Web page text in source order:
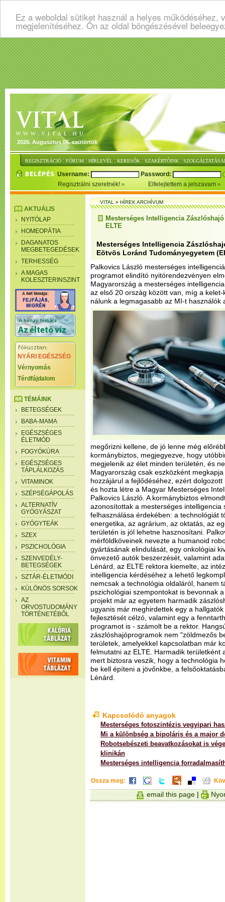
Ez a weboldal sütiket használ a helyes
megjelenítéséhez. Ön az oldal böngészésével
2026. Augusztus 06. csütörtök
REGISZTRÁCIÓ : FÓRUM : HÍRLEVÉL : KERESŐK : SZAKÉRTŐINK :
Username:
Password:
Regisztrálni szeretnék!
Elfelejtettem a jelszavam
AKTUÁLIS
NYITÓLAP
HOMEOPÁTIA
DAGANATOS
MEGBETEGEDÉSEK
TERHESSÉG
A MAGAS
KOLESZTERINSZINT
NYÁRI EGÉSZSÉG
Vérnyomás
Térdfájdalom
TÉMÁINK
BETEGSÉGEK
BABA-MAMA
EGÉSZSÉGES
ÉLETMÓD
FOGYÓKÚRA
EGÉSZSÉGES
TÁPLÁLKOZÁS
VITAMINOK
SZÉPSÉGÁPOLÁS
ALTERNATÍV
GYÓGYÁSZAT
GYÓGYTEÁK
SZEX
PSZICHOLÓGIA
SZENVEDÉLY-
BETEGSÉGEK
SZTÁR-ÉLETMÓDI
KÜLÖNÖS SORSOK
AZ
ORVOSTUDOMÁNY
TÖRTÉNETÉBŐL
VITAL»HÍREK ARCHÍVUM
Mesterséges Intelligencia
ELTE
Mesterséges Intelligencia
Eötvös Loránd Tudományegyetem
Palkovics László mesterséges
programot elindító nyitórendezvényen
Magyarország a mesterséges
az első 20 ország között van, míg a
nálunk a legmagasabb az MI-t használók
megőrizni kellene, de jó lenne még
kormánybiztos, megjegyezve, hogy
megjelenik az élet minden területén, és
Magyarország csak eszközként
hozzájárul a fejlődéséhez, ezért
és hozta létre a Magyar Mesterséges
Palkovics László. A kormánybiztos
azonosítottak a mesterséges intelligencia
felhasználása érdekében: a technológiát
energetika, az agrárium, az oktatás, az
területén is jól lehetne hasznosítani.
mérföldköveinek nevezte a humanoid
gyártásának elindulását, egy onkológiai
önvezető autók beszerzését, valamint
Lénárd, az ELTE rektora kiemelte, az
intelligencia kérdéséhez a lehető
nemcsak a technológia oldaláról, hanem
pszichológiai szempontokat is bevonnak
projekt már az egyetem harmadik
ugyanis már meghirdettek egy a
fejlesztését célzó, valamint egy a
programot is - számolt be a rektor.
zászlóshajóprogramok nem "zöldmezős
területek, amelyekkel kapcsolatban már
felmutatni az ELTE. Harmadik területként
mert biztosra veszik, hogy a technológia
be kell építeni a jövőnkbe, a
Lénárd.
Kapcsolódó anyagok
Mesterséges fotoszintézis vegyipari
Mi a különbség a bipoláris és a major
Robotsebészeti beavatkozásokat is
klinikán
Mesterséges intelligencia
Ossza meg:
email this page|